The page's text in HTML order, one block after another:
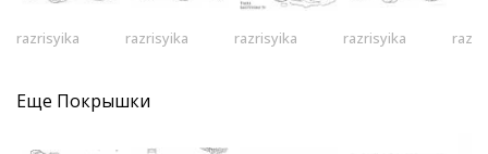
razrisyika razrisyika razrisyika razrisyika
Еще Покрышки